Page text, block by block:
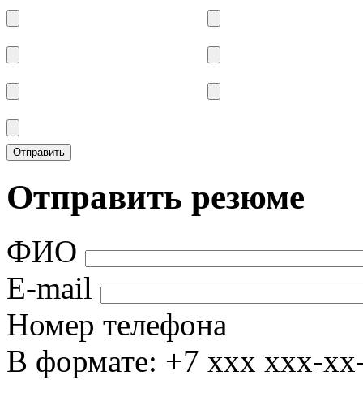
Отправить резюме
ФИО
E-mail
Номер телефона
В формате: +7 xxx xxx-